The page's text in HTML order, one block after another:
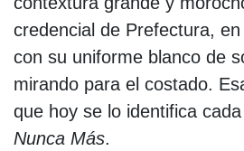
credencial de Prefectura,
con su uniforme blanco de
mirando para el costado.
que hoy se lo identifica
Nunca Más.